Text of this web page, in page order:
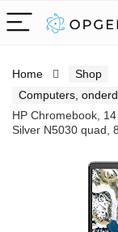
Home
Shop
Computers,
HP Chromebook,
Silver N5030 quad,